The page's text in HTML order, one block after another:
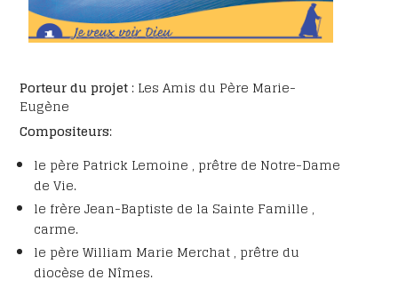
Porteur du projet : Les Amis du Père Marie-
Eugène
Compositeurs:
le père Patrick Lemoine , prêtre de Notre-Dame
de Vie.
le frère Jean-Baptiste de la Sainte Famille ,
carme.
le père William Marie Merchat , prêtre du
diocèse de Nîmes.